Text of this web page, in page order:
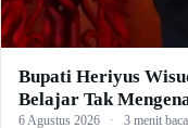
Bupati Heriyus
Belajar Tak
6 Agustus 2026 · 3 menit baca